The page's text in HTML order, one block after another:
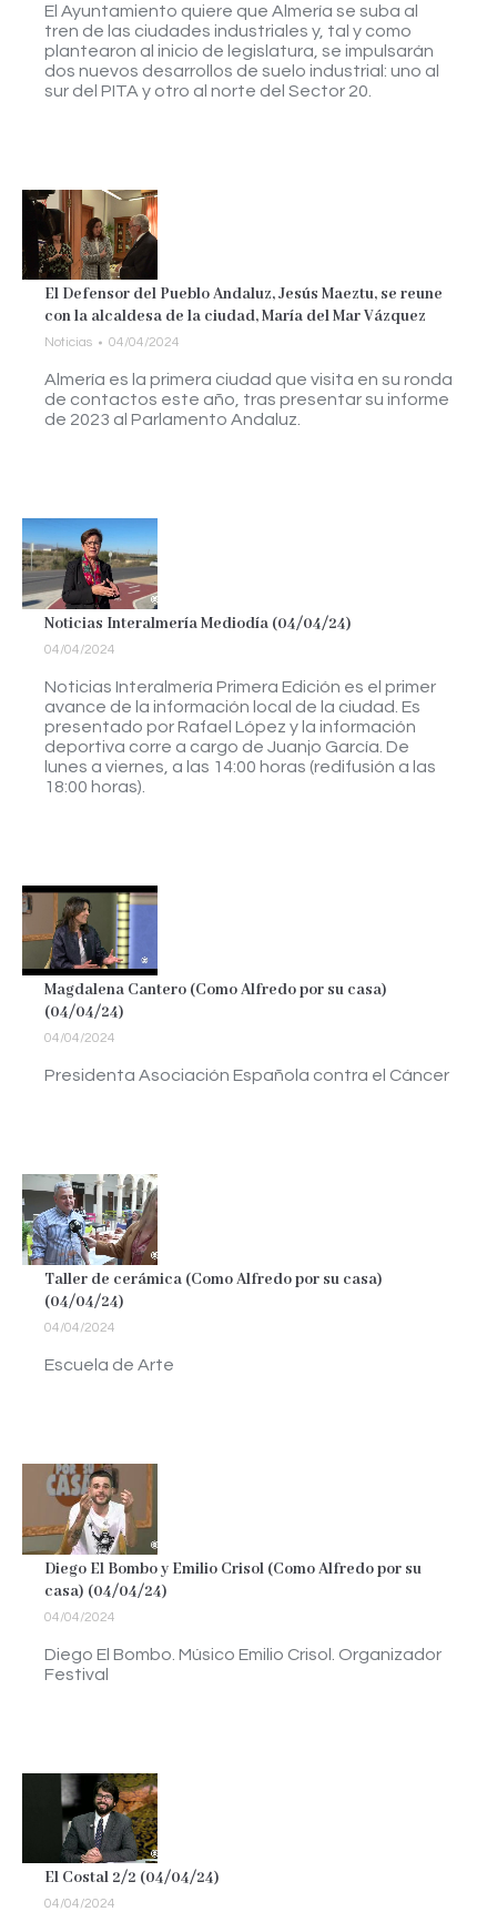
El Ayuntamiento quiere que Almería se suba al
tren de las ciudades industriales y, tal y como
plantearon al inicio de legislatura, se impulsarán
dos nuevos desarrollos de suelo industrial: uno al
sur del PITA y otro al norte del Sector 20.
El Defensor del Pueblo Andaluz, Jesús Maeztu, se reune
con la alcaldesa de la ciudad, María del Mar Vázquez
Noticias 04/04/2024
Almería es la primera ciudad que visita en su ronda
de contactos este año, tras presentar su informe
de 2023 al Parlamento Andaluz.
Noticias Interalmería Mediodía (04/04/24)
04/04/2024
Noticias Interalmería Primera Edición es el primer
avance de la información local de la ciudad. Es
presentado por Rafael López y la información
deportiva corre a cargo de Juanjo García. De
lunes a viernes, a las 14:00 horas (redifusión a las
18:00 horas).
Magdalena Cantero (Como Alfredo por su casa)
(04/04/24)
04/04/2024
Presidenta Asociación Española contra el Cáncer
Taller de cerámica (Como Alfredo por su casa)
(04/04/24)
04/04/2024
Escuela de Arte
Diego El Bombo y Emilio Crisol (Como Alfredo por su
casa) (04/04/24)
04/04/2024
Diego El Bombo. Músico Emilio Crisol. Organizador
Festival
El Costal 2/2 (04/04/24)
04/04/2024